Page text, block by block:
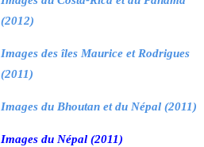
(2012)
Images des îles Maurice et Rodrigues
(2011)
Images du Bhoutan et du Népal (2011)
Images du Népal (2011)